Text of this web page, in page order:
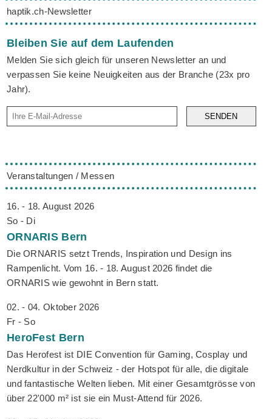
haptik.ch-Newsletter
Bleiben Sie auf dem Laufenden
Melden Sie sich gleich für unseren Newsletter an und
verpassen Sie keine Neuigkeiten aus der Branche (23x pro
Jahr).
SENDEN
Veranstaltungen / Messen
16. - 18. August 2026
So - Di
ORNARIS Bern
Die ORNARIS setzt Trends, Inspiration und Design ins
Rampenlicht. Vom 16. - 18. August 2026 findet die
ORNARIS wie gewohnt in Bern statt.
02. - 04. Oktober 2026
Fr - So
HeroFest Bern
Das Herofest ist DIE Convention für Gaming, Cosplay und
Nerdkultur in der Schweiz - der Hotspot für alle, die digitale
und fantastische Welten lieben. Mit einer Gesamtgrösse von
über 22'000 m² ist sie ein Must-Attend für 2026.